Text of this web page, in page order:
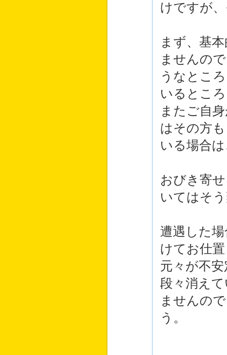
けですが
まず、基
ませんの
うなとこ
いるとこ
またご自
はその方
いる場合
おびき寄
いてはそ
遭遇した
けてお仕
元々が不
段々消え
ませんの
う。